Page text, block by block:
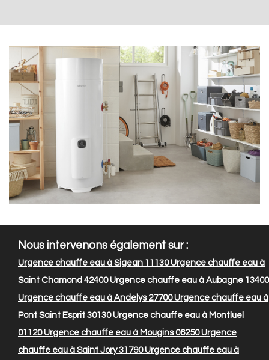
Nous intervenons également sur :
Urgence chauffe eau à Sigean 11130Urgence chauffe eau à
Saint Chamond 42400Urgence chauffe eau à Aubagne 13400
Urgence chauffe eau à Andelys 27700Urgence chauffe eau à
Pont Saint Esprit 30130Urgence chauffe eau à Montluel
01120Urgence chauffe eau à Mougins 06250Urgence
chauffe eau à Saint Jory 31790Urgence chauffe eau à